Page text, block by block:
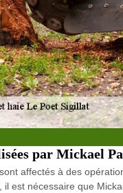
par Mickael
affectés à des
il est nécessaire que